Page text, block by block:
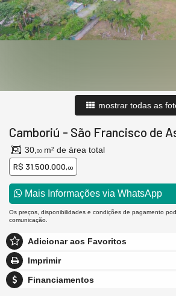
mostrar todas as
Camboriú - São Francisco de
30, 00 m² de área total
R$ 31.500.000,00
Mais Informações via WhatsApp
Os preços, disponibilidades e condições de pagamento
comunicação.
Adicionar aos Favoritos
Imprimir
Financiamentos